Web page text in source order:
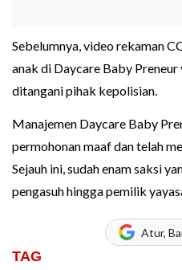
Sebelumnya, video rekaman
anak di Daycare Baby
ditangani pihak kepolisian.
Manajemen Daycare Baby
permohonan maaf dan telah
Sejauh ini, sudah enam saksi
pengasuh hingga pemilik
Atur,
TAG